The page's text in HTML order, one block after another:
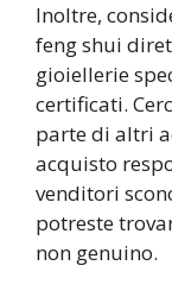
Inoltre,
feng shui
gioiellerie
certificati.
parte di altri
acquisto
venditori
potreste
non genuino.